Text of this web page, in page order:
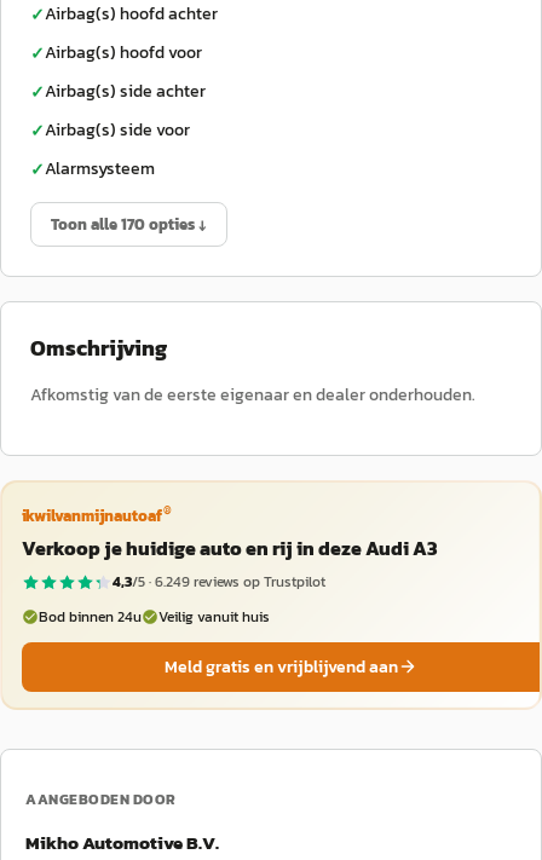
✓Airbag(s) hoofd achter
✓Airbag(s) hoofd voor
✓Airbag(s) side achter
✓Airbag(s) side voor
✓Alarmsysteem
Toon alle 170 opties ↓
Omschrijving
Afkomstig van de eerste eigenaar en dealer onderhouden.
ikwilvanmijnautoaf®
Verkoop je huidige auto en rij in deze Audi A3
4,3/5 ·6.249reviews op Trustpilot
Bod binnen 24u
Veilig vanuit huis
Meld gratis en vrijblijvend aan
AANGEBODEN DOOR
Mikho Automotive B.V.